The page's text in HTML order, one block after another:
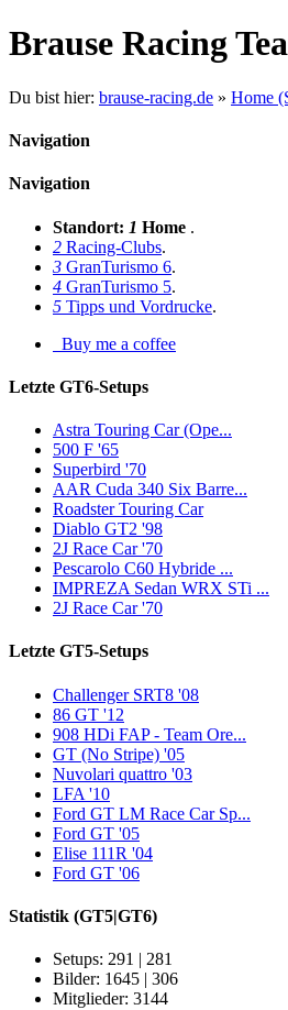
Brause Racing
Du bist hier: brause-racing.de » Home
Navigation
Navigation
Standort: 1 Home .
2 Racing-Clubs.
3 GranTurismo 6.
4 GranTurismo 5.
5 Tipps und Vordrucke.
Buy me a coffee
Letzte GT6-Setups
Astra Touring Car (Ope...
500 F '65
Superbird '70
AAR Cuda 340 Six Barre...
Roadster Touring Car
Diablo GT2 '98
2J Race Car '70
Pescarolo C60 Hybride ...
IMPREZA Sedan WRX STi ...
2J Race Car '70
Letzte GT5-Setups
Challenger SRT8 '08
86 GT '12
908 HDi FAP - Team Ore...
GT (No Stripe) '05
Nuvolari quattro '03
LFA '10
Ford GT LM Race Car Sp...
Ford GT '05
Elise 111R '04
Ford GT '06
Statistik (GT5|GT6)
Setups: 291 | 281
Bilder: 1645 | 306
Mitglieder: 3144